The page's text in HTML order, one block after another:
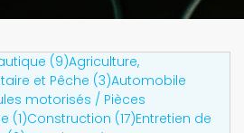
(9)Agriculture,
et Pêche (3)Automobile
motorisés / Pièces
(1)Construction (17)Entretien de